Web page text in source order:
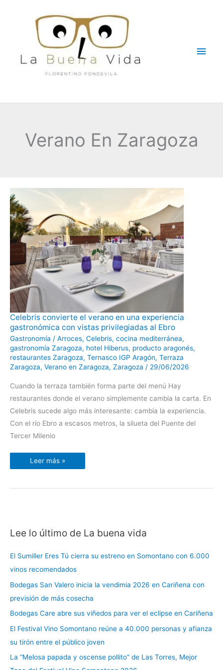
Verano En Zaragoza
Celebris convierte el verano en una experiencia
gastronómica con vistas privilegiadas al Ebro
Gastronomía / Arroces, Celebris, cocina mediterránea,
gastronomía Zaragoza, hotel Hiberus, producto aragonés,
restaurantes Zaragoza, Ternasco IGP Aragón, Terraza
Zaragoza, Verano en Zaragoza, Zaragoza / 29/06/2026
Cuando la terraza también forma parte del menú Hay
restaurantes donde el verano simplemente cambia la carta. En
Celebris sucede algo más interesante: cambia la experiencia.
Con el río Ebro a escasos metros, la silueta del Puente del
Tercer Milenio
Celebris
convierte
el
verano
en
una
experiencia
gastronómica
con
vistas
al
Leer más »
Lee lo último de La buena vida
El Sumiller Eres Tú cierra su estreno en Somontano con 6.000
vinos recomendados
Bodegas San Valero inicia la vendimia 2026 en Cariñena con
previsión de más cosecha
Bodegas Care abre sus viñedos para ver el eclipse en Cariñena
El Festival Vino Somontano reúne a 40.000 personas y afianza
su tirón entre el público joven
La “Melosa papada y oscense pollito” de Las Torres, Mejor
C
t
e
g
o
r
í
a
s